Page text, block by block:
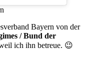
Bayern von der
/ Bund der
ich ihn betreue. 😉